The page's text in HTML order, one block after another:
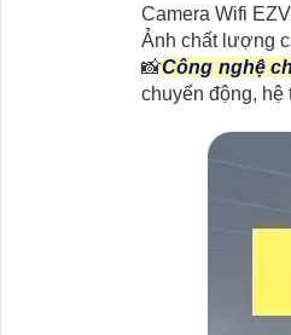
Camera Wifi
Ảnh chất lượng
📸Công nghệ
chuyển động, hệ